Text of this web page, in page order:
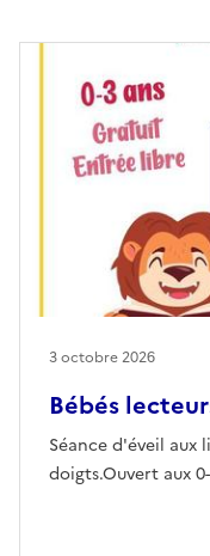
Bébés
Séance d'éveil aux
doigts.Ouvert aux
3 octobre 2026